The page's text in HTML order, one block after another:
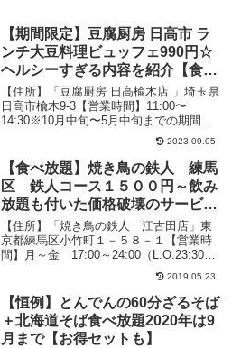
【期間限定】豆腐厨房 日高市 ラ
ンチ大豆料理ビュッフェ990円☆
ヘルシーすぎる内容を紹介【食べ
放題】
【住所】「豆腐厨房 日高楡木店 」埼玉県
日高市楡木9-3【営業時間】11:00〜
14:30※10月中旬〜5月中旬までの期間限
定！【ソフトクリーム、ドーナツ、惣菜
などの販売】10:00〜17:0009:00〜
17:00【ランチ・お弁当販売】1...
2023.09.05
【食べ放題】焼き鳥の鉄人 練馬
区 鉄人コース１５００円～飲み
放題も付いた価格破壊のサービス
内容とは？！
【住所】「焼き鳥の鉄人 江古田店」東
京都練馬区小竹町１－５８－１【営業時
間】月～金 17:00～24:00（L.O.23:30）
土・日・祝 17:00～24:00（L.O.23:30）
＊ぐるなび情報（他では違う表記も確
認）不定休４０席（２５...
2019.05.23
【恒例】とんでんの60分ざるそば
＋北海道そば食べ放題2020年は9
月まで【お得セットも】